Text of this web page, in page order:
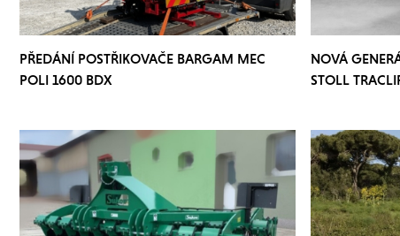
PŘEDÁNÍ POSTŘIKOVAČE BARGAM MEC
POLI 1600 BDX
NOVÁ
STOLL